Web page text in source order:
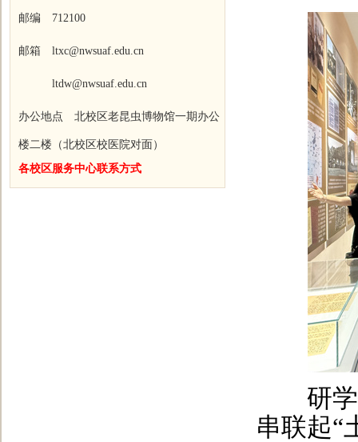
邮编 712100
邮箱 ltxc@nwsuaf.edu.cn
ltdw@nwsuaf.edu.cn
办公地点 北校区老昆虫博物馆一期办公
楼二楼（北校区校医院对面）
各校区服务中心联系方式
研学
串联起“